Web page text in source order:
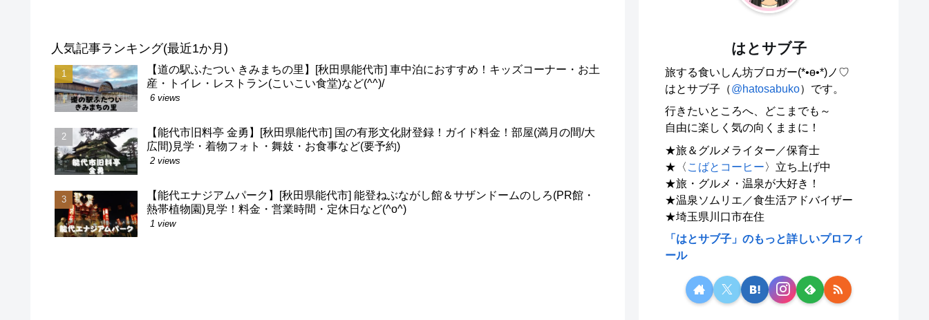
人気記事ランキング(最近1か月)
【道の駅ふたつい きみまちの里】[秋田県能代市] 車中泊におすすめ！キッズコーナー・お土
産・トイレ・レストラン(こいこい食堂)など(^^)/
6 views
【能代市旧料亭 金勇】[秋田県能代市] 国の有形文化財登録！ガイド料金！部屋(満月の間/大
広間)見学・着物フォト・舞妓・お食事など(要予約)
2 views
【能代エナジアムパーク】[秋田県能代市] 能登ねぶながし館＆サザンドームのしろ(PR館・
熱帯植物園)見学！料金・営業時間・定休日など(^o^)
1 view
はとサブ子
旅する食いしん坊ブロガー(*•ө•*)ノ♡
はとサブ子（@hatosabuko）です。
行きたいところへ、どこまでも～
自由に楽しく気の向くままに！
★旅＆グルメライター／保育士
★〈 こばとコーヒー〉立ち上げ中
★旅・グルメ・温泉が大好き！
★温泉ソムリエ／食生活アドバイザー
★埼玉県川口市在住
「はとサブ子」のもっと詳しいプロフィ
ール